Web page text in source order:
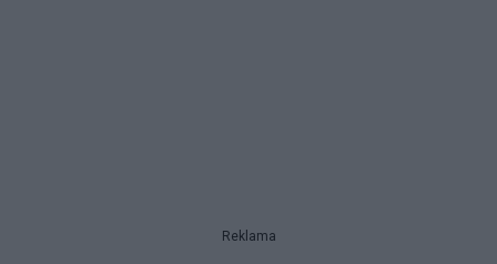
Reklama